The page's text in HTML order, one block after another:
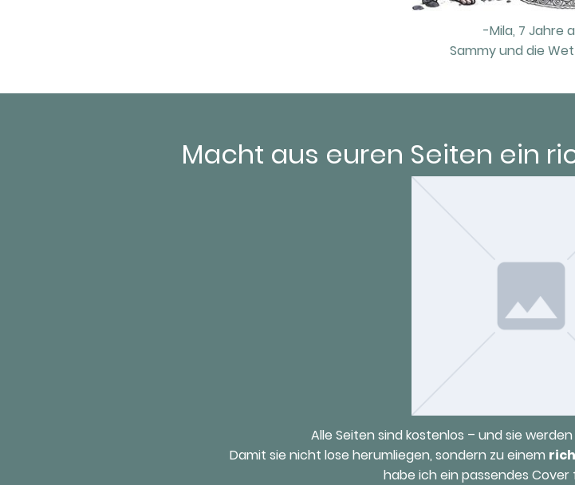
-Mila, 7 Jahre
Sammy und die
Macht aus euren Seiten ein
Alle Seiten sind kostenlos – und sie
Damit sie nicht lose herumliegen, sondern zu einem
habe ich ein passendes